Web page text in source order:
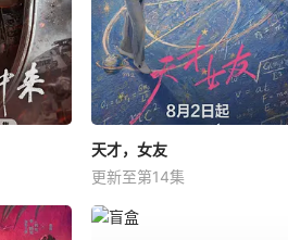
天才，女友
更新至第14集